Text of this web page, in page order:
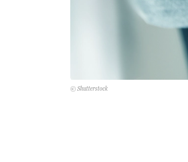
© Shutterstock